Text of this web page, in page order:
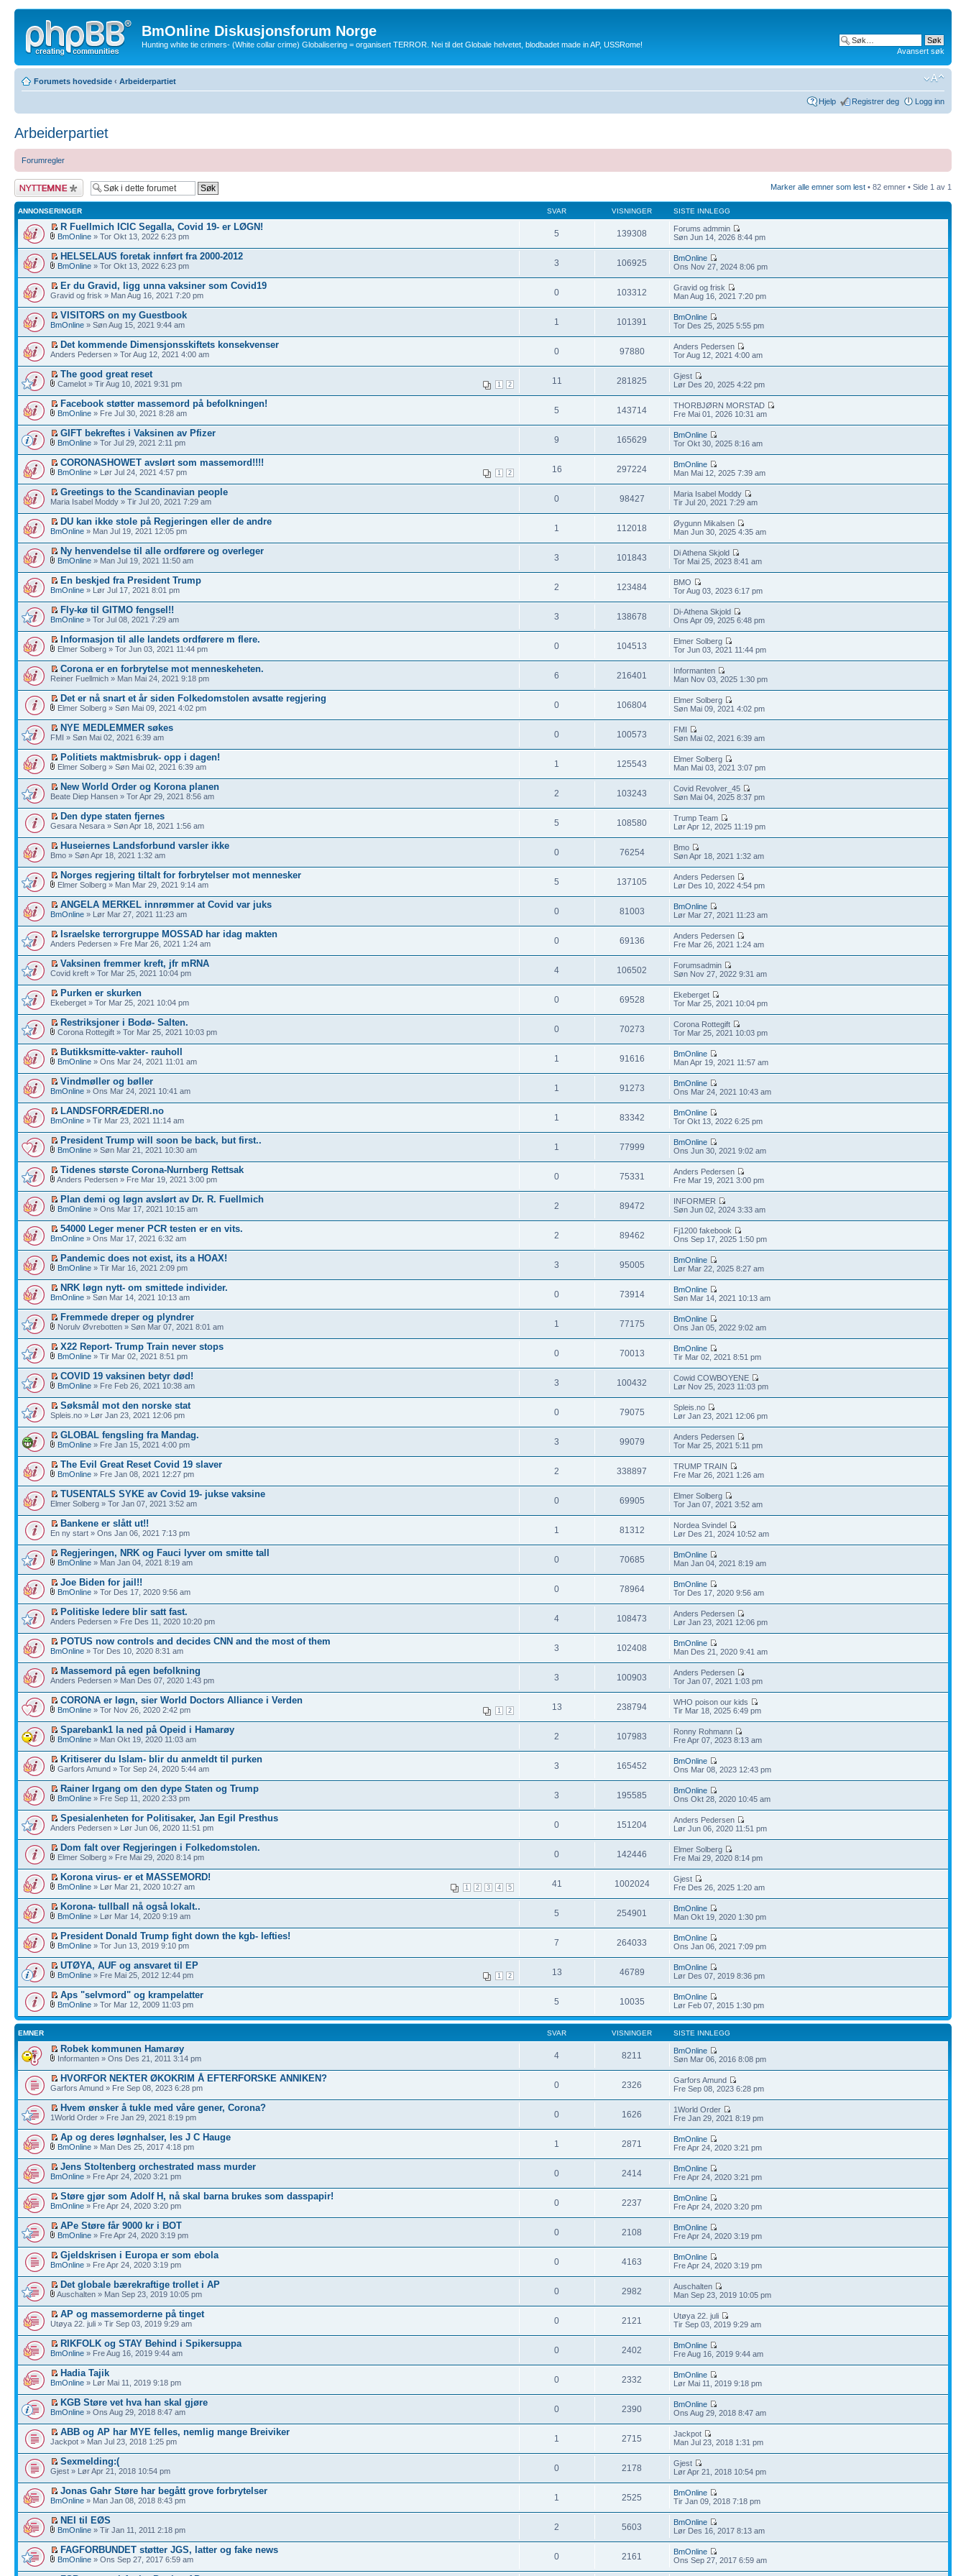
BmOnline Diskusjonsforum Norge
Hunting white tie crimers- (White collar crime) Globalisering = organisert TERROR. Nei til det Globale helvetet, blodbadet made in AP, USSRome!
Avansert søk
Forumets hovedside ‹ Arbeiderpartiet
Hjelp Registrer deg Logg inn
Arbeiderpartiet
Forumregler
Legg inn et nytt
emne
Marker alle emner som lest • 82 emner • Side 1 av 1
ANNONSERINGER SVAR VISNINGER SISTE INNLEGG
R Fuellmich ICIC Segalla, Covid 19- er LØGN!
BmOnline » Tor Okt 13, 2022 6:23 pm 5 139308
Forums admmin
Søn Jun 14, 2026 8:44 pm
HELSELAUS foretak innført fra 2000-2012
BmOnline » Tor Okt 13, 2022 6:23 pm 3 106925
BmOnline
Ons Nov 27, 2024 8:06 pm
Er du Gravid, ligg unna vaksiner som Covid19
Gravid og frisk » Man Aug 16, 2021 7:20 pm 0 103312
Gravid og frisk
Man Aug 16, 2021 7:20 pm
VISITORS on my Guestbook
BmOnline » Søn Aug 15, 2021 9:44 am 1 101391
BmOnline
Tor Des 25, 2025 5:55 pm
Det kommende Dimensjonsskiftets konsekvenser
Anders Pedersen » Tor Aug 12, 2021 4:00 am 0 97880
Anders Pedersen
Tor Aug 12, 2021 4:00 am
The good great reset
1 2
Camelot » Tir Aug 10, 2021 9:31 pm 11 281825
Gjest
Lør Des 20, 2025 4:22 pm
Facebook støtter massemord på befolkningen!
BmOnline » Fre Jul 30, 2021 8:28 am 5 143714
THORBJØRN MORSTAD
Fre Mai 01, 2026 10:31 am
GIFT bekreftes i Vaksinen av Pfizer
BmOnline » Tor Jul 29, 2021 2:11 pm 9 165629
BmOnline
Tor Okt 30, 2025 8:16 am
CORONASHOWET avslørt som massemord!!!!
1 2
BmOnline » Lør Jul 24, 2021 4:57 pm 16 297224
BmOnline
Man Mai 12, 2025 7:39 am
Greetings to the Scandinavian people
Maria Isabel Moddy » Tir Jul 20, 2021 7:29 am 0 98427
Maria Isabel Moddy
Tir Jul 20, 2021 7:29 am
DU kan ikke stole på Regjeringen eller de andre
BmOnline » Man Jul 19, 2021 12:05 pm 1 112018
Øygunn Mikalsen
Man Jun 30, 2025 4:35 am
Ny henvendelse til alle ordførere og overleger
BmOnline » Man Jul 19, 2021 11:50 am 3 101843
Di Athena Skjold
Tor Mai 25, 2023 8:41 am
En beskjed fra President Trump
BmOnline » Lør Jul 17, 2021 8:01 pm 2 123484
BMO
Tor Aug 03, 2023 6:17 pm
Fly-kø til GITMO fengsel!!
BmOnline » Tor Jul 08, 2021 7:29 am 3 138678
Di-Athena Skjold
Ons Apr 09, 2025 6:48 pm
Informasjon til alle landets ordførere m flere.
Elmer Solberg » Tor Jun 03, 2021 11:44 pm 0 104513
Elmer Solberg
Tor Jun 03, 2021 11:44 pm
Corona er en forbrytelse mot menneskeheten.
Reiner Fuellmich » Man Mai 24, 2021 9:18 pm 6 216401
Informanten
Man Nov 03, 2025 1:30 pm
Det er nå snart et år siden Folkedomstolen avsatte regjering
Elmer Solberg » Søn Mai 09, 2021 4:02 pm 0 106804
Elmer Solberg
Søn Mai 09, 2021 4:02 pm
NYE MEDLEMMER søkes
FMI » Søn Mai 02, 2021 6:39 am 0 100573
FMI
Søn Mai 02, 2021 6:39 am
Politiets maktmisbruk- opp i dagen!
Elmer Solberg » Søn Mai 02, 2021 6:39 am 1 125543
Elmer Solberg
Man Mai 03, 2021 3:07 pm
New World Order og Korona planen
Beate Diep Hansen » Tor Apr 29, 2021 8:56 am 2 103243
Covid Revolver_45
Søn Mai 04, 2025 8:37 pm
Den dype staten fjernes
Gesara Nesara » Søn Apr 18, 2021 1:56 am 5 108580
Trump Team
Lør Apr 12, 2025 11:19 pm
Huseiernes Landsforbund varsler ikke
Bmo » Søn Apr 18, 2021 1:32 am 0 76254
Bmo
Søn Apr 18, 2021 1:32 am
Norges regjering tiltalt for forbrytelser mot mennesker
Elmer Solberg » Man Mar 29, 2021 9:14 am 5 137105
Anders Pedersen
Lør Des 10, 2022 4:54 pm
ANGELA MERKEL innrømmer at Covid var juks
BmOnline » Lør Mar 27, 2021 11:23 am 0 81003
BmOnline
Lør Mar 27, 2021 11:23 am
Israelske terrorgruppe MOSSAD har idag makten
Anders Pedersen » Fre Mar 26, 2021 1:24 am 0 69136
Anders Pedersen
Fre Mar 26, 2021 1:24 am
Vaksinen fremmer kreft, jfr mRNA
Covid kreft » Tor Mar 25, 2021 10:04 pm 4 106502
Forumsadmin
Søn Nov 27, 2022 9:31 am
Purken er skurken
Ekeberget » Tor Mar 25, 2021 10:04 pm 0 69528
Ekeberget
Tor Mar 25, 2021 10:04 pm
Restriksjoner i Bodø- Salten.
Corona Rottegift » Tor Mar 25, 2021 10:03 pm 0 70273
Corona Rottegift
Tor Mar 25, 2021 10:03 pm
Butikksmitte-vakter- rauholl
BmOnline » Ons Mar 24, 2021 11:01 am 1 91616
BmOnline
Man Apr 19, 2021 11:57 am
Vindmøller og bøller
BmOnline » Ons Mar 24, 2021 10:41 am 1 91273
BmOnline
Ons Mar 24, 2021 10:43 am
LANDSFORRÆDERI.no
BmOnline » Tir Mar 23, 2021 11:14 am 1 83342
BmOnline
Tor Okt 13, 2022 6:25 pm
President Trump will soon be back, but first..
BmOnline » Søn Mar 21, 2021 10:30 am 1 77999
BmOnline
Ons Jun 30, 2021 9:02 am
Tidenes største Corona-Nurnberg Rettsak
Anders Pedersen » Fre Mar 19, 2021 3:00 pm 0 75331
Anders Pedersen
Fre Mar 19, 2021 3:00 pm
Plan demi og løgn avslørt av Dr. R. Fuellmich
BmOnline » Ons Mar 17, 2021 10:15 am 2 89472
INFORMER
Søn Jun 02, 2024 3:33 am
54000 Leger mener PCR testen er en vits.
BmOnline » Ons Mar 17, 2021 6:32 am 2 89462
Fj1200 fakebook
Ons Sep 17, 2025 1:50 pm
Pandemic does not exist, its a HOAX!
BmOnline » Tir Mar 16, 2021 2:09 pm 3 95005
BmOnline
Lør Mar 22, 2025 8:27 am
NRK løgn nytt- om smittede individer.
BmOnline » Søn Mar 14, 2021 10:13 am 0 73914
BmOnline
Søn Mar 14, 2021 10:13 am
Fremmede dreper og plyndrer
Norulv Øvrebotten » Søn Mar 07, 2021 8:01 am 1 77175
BmOnline
Ons Jan 05, 2022 9:02 am
X22 Report- Trump Train never stops
BmOnline » Tir Mar 02, 2021 8:51 pm 0 70013
BmOnline
Tir Mar 02, 2021 8:51 pm
COVID 19 vaksinen betyr død!
BmOnline » Fre Feb 26, 2021 10:38 am 3 100432
Cowid COWBOYENE
Lør Nov 25, 2023 11:03 pm
Søksmål mot den norske stat
Spleis.no » Lør Jan 23, 2021 12:06 pm 0 79075
Spleis.no
Lør Jan 23, 2021 12:06 pm
GLOBAL fengsling fra Mandag.
BmOnline » Fre Jan 15, 2021 4:00 pm 3 99079
Anders Pedersen
Tor Mar 25, 2021 5:11 pm
The Evil Great Reset Covid 19 slaver
BmOnline » Fre Jan 08, 2021 12:27 pm 2 338897
TRUMP TRAIN
Fre Mar 26, 2021 1:26 am
TUSENTALS SYKE av Covid 19- jukse vaksine
Elmer Solberg » Tor Jan 07, 2021 3:52 am 0 69905
Elmer Solberg
Tor Jan 07, 2021 3:52 am
Bankene er slått ut!!
En ny start » Ons Jan 06, 2021 7:13 pm 1 81312
Nordea Svindel
Lør Des 21, 2024 10:52 am
Regjeringen, NRK og Fauci lyver om smitte tall
BmOnline » Man Jan 04, 2021 8:19 am 0 70685
BmOnline
Man Jan 04, 2021 8:19 am
Joe Biden for jail!!
BmOnline » Tor Des 17, 2020 9:56 am 0 78964
BmOnline
Tor Des 17, 2020 9:56 am
Politiske ledere blir satt fast.
Anders Pedersen » Fre Des 11, 2020 10:20 pm 4 108473
Anders Pedersen
Lør Jan 23, 2021 12:06 pm
POTUS now controls and decides CNN and the most of them
BmOnline » Tor Des 10, 2020 8:31 am 3 102408
BmOnline
Man Des 21, 2020 9:41 am
Massemord på egen befolkning
Anders Pedersen » Man Des 07, 2020 1:43 pm 3 100903
Anders Pedersen
Tor Jan 07, 2021 1:03 pm
CORONA er løgn, sier World Doctors Alliance i Verden
1 2
BmOnline » Tor Nov 26, 2020 2:42 pm 13 238794
WHO poison our kids
Tir Mar 18, 2025 6:49 pm
Sparebank1 la ned på Opeid i Hamarøy
BmOnline » Man Okt 19, 2020 11:03 am 2 107983
Ronny Rohmann
Fre Apr 07, 2023 8:13 am
Kritiserer du Islam- blir du anmeldt til purken
Garfors Amund » Tor Sep 24, 2020 5:44 am 3 165452
BmOnline
Ons Mar 08, 2023 12:43 pm
Rainer Irgang om den dype Staten og Trump
BmOnline » Fre Sep 11, 2020 2:33 pm 3 195585
BmOnline
Ons Okt 28, 2020 10:45 am
Spesialenheten for Politisaker, Jan Egil Presthus
Anders Pedersen » Lør Jun 06, 2020 11:51 pm 0 151204
Anders Pedersen
Lør Jun 06, 2020 11:51 pm
Dom falt over Regjeringen i Folkedomstolen.
Elmer Solberg » Fre Mai 29, 2020 8:14 pm 0 142446
Elmer Solberg
Fre Mai 29, 2020 8:14 pm
Korona virus- er et MASSEMORD!
1 2 3 4 5
BmOnline » Lør Mar 21, 2020 10:27 am 41 1002024
Gjest
Fre Des 26, 2025 1:20 am
Korona- tullball nå også lokalt..
BmOnline » Lør Mar 14, 2020 9:19 am 5 254901
BmOnline
Man Okt 19, 2020 1:30 pm
President Donald Trump fight down the kgb- lefties!
BmOnline » Tor Jun 13, 2019 9:10 pm 7 264033
BmOnline
Ons Jan 06, 2021 7:09 pm
UTØYA, AUF og ansvaret til EP
1 2
BmOnline » Fre Mai 25, 2012 12:44 pm 13 46789
BmOnline
Lør Des 07, 2019 8:36 pm
Aps "selvmord" og krampelatter
BmOnline » Tor Mar 12, 2009 11:03 pm 5 10035
BmOnline
Lør Feb 07, 2015 1:30 pm
EMNER SVAR VISNINGER SISTE INNLEGG
Robek kommunen Hamarøy
Informanten » Ons Des 21, 2011 3:14 pm 4 8211
BmOnline
Søn Mar 06, 2016 8:08 pm
HVORFOR NEKTER ØKOKRIM Å EFTERFORSKE ANNIKEN?
Garfors Amund » Fre Sep 08, 2023 6:28 pm 0 2326
Garfors Amund
Fre Sep 08, 2023 6:28 pm
Hvem ønsker å tukle med våre gener, Corona?
1World Order » Fre Jan 29, 2021 8:19 pm 0 1626
1World Order
Fre Jan 29, 2021 8:19 pm
Ap og deres løgnhalser, les J C Hauge
BmOnline » Man Des 25, 2017 4:18 pm 1 2871
BmOnline
Fre Apr 24, 2020 3:21 pm
Jens Stoltenberg orchestrated mass murder
BmOnline » Fre Apr 24, 2020 3:21 pm 0 2414
BmOnline
Fre Apr 24, 2020 3:21 pm
Støre gjør som Adolf H, nå skal barna brukes som dasspapir!
BmOnline » Fre Apr 24, 2020 3:20 pm 0 2237
BmOnline
Fre Apr 24, 2020 3:20 pm
APe Støre får 9000 kr i BOT
BmOnline » Fre Apr 24, 2020 3:19 pm 0 2108
BmOnline
Fre Apr 24, 2020 3:19 pm
Gjeldskrisen i Europa er som ebola
BmOnline » Fre Apr 24, 2020 3:19 pm 0 4163
BmOnline
Fre Apr 24, 2020 3:19 pm
Det globale bærekraftige trollet i AP
Auschalten » Man Sep 23, 2019 10:05 pm 0 2982
Auschalten
Man Sep 23, 2019 10:05 pm
AP og massemorderne på tinget
Utøya 22. juli » Tir Sep 03, 2019 9:29 am 0 2121
Utøya 22. juli
Tir Sep 03, 2019 9:29 am
RIKFOLK og STAY Behind i Spikersuppa
BmOnline » Fre Aug 16, 2019 9:44 am 0 2402
BmOnline
Fre Aug 16, 2019 9:44 am
Hadia Tajik
BmOnline » Lør Mai 11, 2019 9:18 pm 0 2332
BmOnline
Lør Mai 11, 2019 9:18 pm
KGB Støre vet hva han skal gjøre
BmOnline » Ons Aug 29, 2018 8:47 am 0 2390
BmOnline
Ons Aug 29, 2018 8:47 am
ABB og AP har MYE felles, nemlig mange Breiviker
Jackpot » Man Jul 23, 2018 1:25 pm 1 2715
Jackpot
Man Jul 23, 2018 1:31 pm
Sexmelding:(
Gjest » Lør Apr 21, 2018 10:54 pm 0 2178
Gjest
Lør Apr 21, 2018 10:54 pm
Jonas Gahr Støre har begått grove forbrytelser
BmOnline » Man Jan 08, 2018 8:43 pm 1 2525
BmOnline
Tir Jan 09, 2018 7:18 pm
NEI til EØS
BmOnline » Tir Jan 11, 2011 2:18 pm 2 5603
BmOnline
Lør Des 16, 2017 8:13 am
FAGFORBUNDET støtter JGS, latter og fake news
BmOnline » Ons Sep 27, 2017 6:59 am 0 2161
BmOnline
Ons Sep 27, 2017 6:59 am